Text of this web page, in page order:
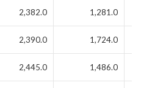
2,382.0 1,281.0
2,390.0 1,724.0
2,445.0 1,486.0